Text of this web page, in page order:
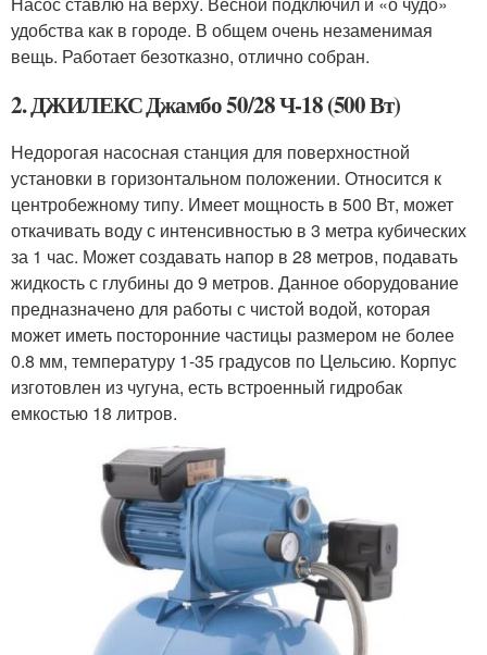
удобства как в городе. В общем очень незаменимая
вещь. Работает безотказно, отлично собран.
2. ДЖИЛЕКС Джамбо 50/28 Ч-18 (500 Вт)
Недорогая насосная станция для поверхностной
установки в горизонтальном положении. Относится к
центробежному типу. Имеет мощность в 500 Вт, может
откачивать воду с интенсивностью в 3 метра кубических
за 1 час. Может создавать напор в 28 метров, подавать
жидкость с глубины до 9 метров. Данное оборудование
предназначено для работы с чистой водой, которая
может иметь посторонние частицы размером не более
0.8 мм, температуру 1-35 градусов по Цельсию. Корпус
изготовлен из чугуна, есть встроенный гидробак
емкостью 18 литров.